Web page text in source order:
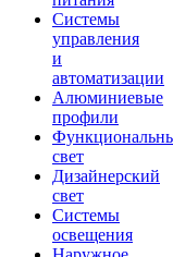
Системы
управления
и
автоматизации
Алюминиевые
профили
свет
Дизайнерский
свет
Системы
освещения